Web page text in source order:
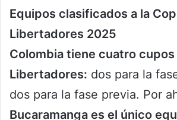
Equipos clasificados a la
Libertadores 2025
Colombia tiene cuatro cupos
Libertadores: dos para la
dos para la fase previa. Por
Bucaramanga es el único